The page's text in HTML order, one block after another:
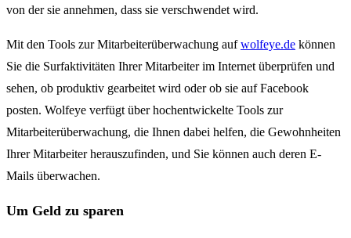
von der sie annehmen, dass sie verschwendet wird.
Mit den Tools zur Mitarbeiterüberwachung aufwolfeye.de können
Sie die Surfaktivitäten Ihrer Mitarbeiter im Internet überprüfen und
sehen, ob produktiv gearbeitet wird oder ob sie auf Facebook
posten. Wolfeye verfügt über hochentwickelte Tools zur
Mitarbeiterüberwachung, die Ihnen dabei helfen, die Gewohnheiten
Ihrer Mitarbeiter herauszufinden, und Sie können auch deren E-
Mails überwachen.
Um Geld zu sparen